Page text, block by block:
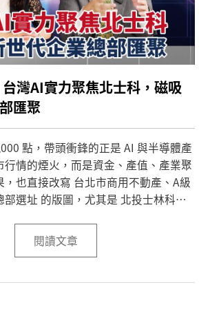
台灣AI實力聚焦北士科，磁吸
匯聚
點，帶頭衝鋒的正是 AI 與半導體產
行情的煙火，而是資金、產值、產業聚
，也直接改寫 台北市商用不動產、A級
選址 的版圖，尤其是 北投士林科技
閱讀文章